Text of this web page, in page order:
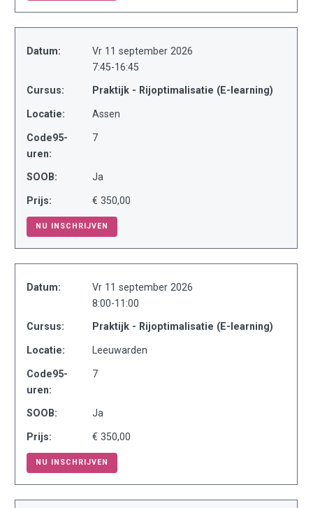
Datum:
Vr 11 september 2026
7:45-16:45
Cursus: Praktijk - Rijoptimalisatie (E-learning)
Locatie: Assen
Code95-
uren:
7
SOOB: Ja
Prijs: € 350,00
NU INSCHRIJVEN
Datum:
Vr 11 september 2026
8:00-11:00
Cursus: Praktijk - Rijoptimalisatie (E-learning)
Locatie: Leeuwarden
Code95-
uren:
7
SOOB: Ja
Prijs: € 350,00
NU INSCHRIJVEN